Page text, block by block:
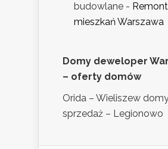
budowlane -
mieszkań Warszawa
Domy deweloper
– oferty domów
Orida – Wieliszew
sprzedaż – Legionowo